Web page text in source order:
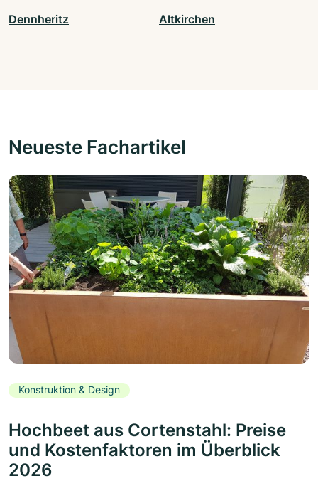
Dennheritz Altkirchen
Neueste Fachartikel
Konstruktion & Design
Hochbeet aus Cortenstahl: Preise
und Kostenfaktoren im Überblick
2026